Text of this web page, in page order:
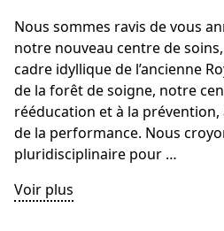
Nous sommes ravis de vous
notre nouveau centre de
cadre idyllique de l’ancienne
de la forêt de soigne, notre
rééducation et à la prévention,
de la performance. Nous
pluridisciplinaire pour …
Voir plus